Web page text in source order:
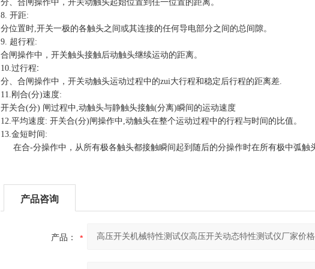
分、合闸操作中，开关动触头起始位置到任一位置的距离。
8. 开距:
分位置时,开关一极的各触头之间或其连接的任何导电部分之间的总间隙。
9. 超行程:
合闸操作中，开关触头接触后动触头继续运动的距离。
10.过行程:
分、合闸操作中，开关动触头运动过程中的zui大行程和稳定后行程的距离差.
11. 刚合(分)速度:
开关合(分) 闸过程中 ,动触头与静触头接触(分离)瞬间的运动速度
12.平均速度: 开关合(分)闸操作中 ,动触头在整个运动过程中的行程与时间的比值。
13.金短时间 :
在合-分操作中，从所有极各触头都接触瞬间起到随后的分操作时在所有极中弧触
产品咨询
产品：